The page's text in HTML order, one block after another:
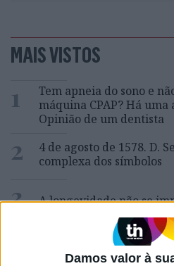
Damos valor à
MAIS VISTOS
1
Tem apneia do sono e
máquina CPAP? Há
Opinião de um dentista
2
4 de agosto de 1578. D.
complexa dos símbolos
3 A longevidade não se
Os dois primeiros